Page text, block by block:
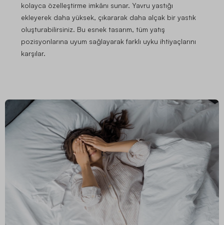
kolayca özelleştirme imkânı sunar. Yavru yastığı
ekleyerek daha yüksek, çıkararak daha alçak bir yastık
oluşturabilirsiniz. Bu esnek tasarım, tüm yatış
pozisyonlarına uyum sağlayarak farklı uyku ihtiyaçlarını
karşılar.